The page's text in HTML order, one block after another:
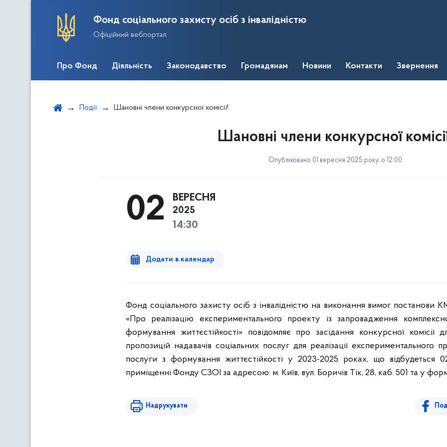
Фонд соціального захисту осіб з інвалідністю
Офіційний вебпортал
Про Фонд Діяльність Законодавство Громадянам Новини Контакти Звернення
Події Шановні члени конкурсної комісії!
Шановні члени конкурсної
Опубліковано 01 вересня 2025 року, о 12:00
02 ВЕРЕСНЯ
2025
14:30
Додати в календар
Фонд соціального захисту осіб з інвалідністю на виконання вимог постанови
«Про реалізацію експериментального проекту із запровадження
формування життєстійкості» повідомляє про засідання конкурсної комісії
пропозицій надавачів соціальних послуг для реалізації експериментального
послуги з формування життєстійкості у 2023-2025 роках, що відбудеться
приміщенні Фонду СЗОІ за адресою: м. Київ, вул. Боричів Тік, 28, каб. 501 та у
Надрукувати